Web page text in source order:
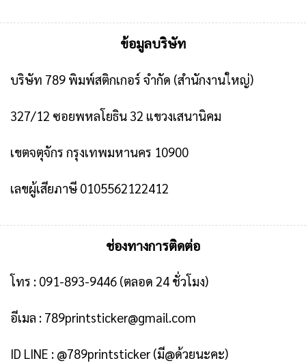
ข้อมูลบริษัท
บริษัท 789 พิมพ์สติกเกอร์ จำกัด (สำนักงานใหญ่)
327/12 ซอยพหลโยธิน 32 แขวงเสนานิคม
เขตจตุจักร กรุงเทพมหานคร 10900
เลขผู้เสียภาษี 0105562122412
ช่องทางการติดต่อ
โทร : 091-893-9446 (ตลอด 24 ชั่วโมง)
อีเมล : 789printsticker@gmail.com
ID LINE : @789printsticker(มี@ด้วยนะคะ)